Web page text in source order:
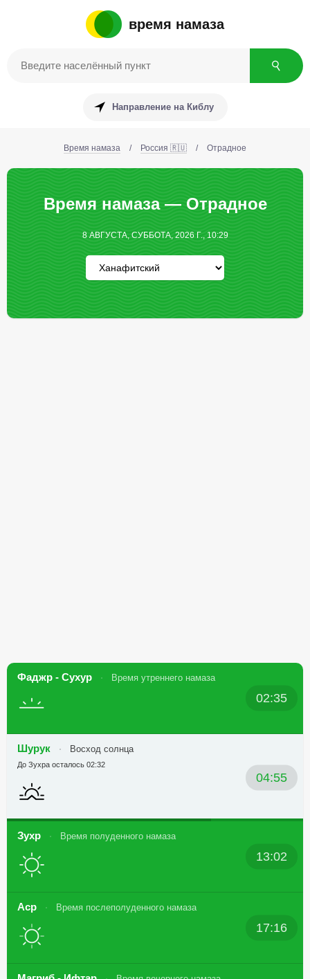
время намаза
Направление на Киблу
Время намаза / Россия 🇷🇺 / Отрадное
Время намаза — Отрадное
8 АВГУСТА, СУББОТА, 2026 Г., 10:29
Фаджр - Сухур Время утреннего намаза
02:35
Шурук Восход солнца
04:55
До Зухра осталось 02:32
Зухр Время полуденного намаза
13:02
Аср Время послеполуденного намаза
17:16